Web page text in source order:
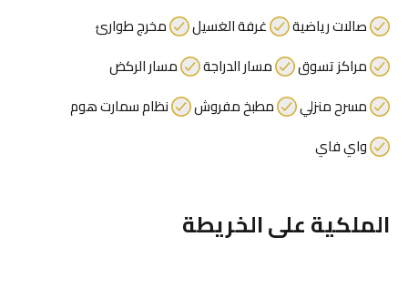
صالات رياضية
غرفة الغسيل
مخرج طوارئ
مراكز تسوق
مسار الدراجة
مسار الركض
مسرح منزلي
مطبخ مفروش
نظام سمارت هوم
واي فاي
الملكية على الخريطة